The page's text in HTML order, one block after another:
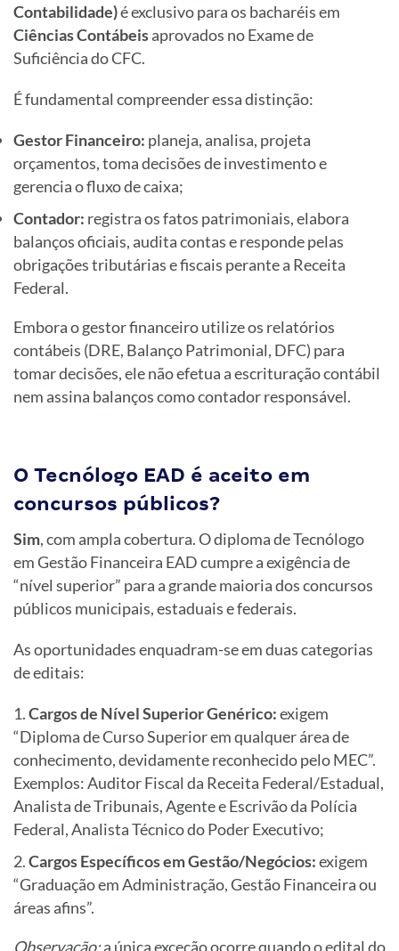
Contabilidade)é exclusivo para os bacharéis em
Ciências Contábeisaprovados no Exame de
Suficiência do CFC.
É fundamental compreender essa distinção:
Gestor Financeiro: planeja, analisa, projeta
orçamentos, toma decisões de investimento e
gerencia o fluxo de caixa;
Contador: registra os fatos patrimoniais, elabora
balanços oficiais, audita contas e responde pelas
obrigações tributárias e fiscais perante a Receita
Federal.
Embora o gestor financeiro utilize os relatórios
contábeis (DRE, Balanço Patrimonial, DFC) para
tomar decisões, ele não efetua a escrituração contábil
nem assina balanços como contador responsável.
O Tecnólogo EAD é aceito em
concursos públicos?
Sim, com ampla cobertura. O diploma de Tecnólogo
em Gestão Financeira EAD cumpre a exigência de
“nível superior” para a grande maioria dos concursos
públicos municipais, estaduais e federais.
As oportunidades enquadram-se em duas categorias
de editais:
Cargos de Nível Superior Genérico:exigem
“Diploma de Curso Superior em qualquer área de
conhecimento, devidamente reconhecido pelo MEC”.
Exemplos: Auditor Fiscal da Receita Federal/Estadual,
Analista de Tribunais, Agente e Escrivão da Polícia
Federal, Analista Técnico do Poder Executivo;
Cargos Específicos em Gestão/Negócios:exigem
“Graduação em Administração, Gestão Financeira ou
áreas afins”.
Observação:a única exceção ocorre quando o edital do